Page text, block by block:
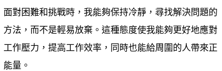
面對困難和挑戰時，我能夠保持冷靜，尋找解決問題的
方法，而不是輕易放棄。這種態度使我能夠更好地應對
工作壓力，提高工作效率，同時也能給周圍的人帶來正
能量。